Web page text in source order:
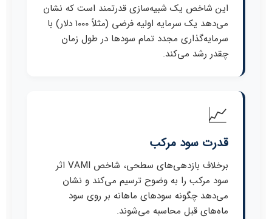
این شاخص یک شبیه‌سازی قدرتمند است که نشان
می‌دهد یک سرمایه اولیه فرضی (مثلاً ۱۰۰۰ دلار) با
سرمایه‌گذاری مجدد تمام سودها در طول زمان
چقدر رشد می‌کند.
📈
قدرت سود مرکب
برخلاف بازدهی‌های سطحی، شاخص VAMI اثر
سود مرکب را به وضوح ترسیم می‌کند و نشان
می‌دهد چگونه سودهای ماهانه بر روی سود
ماه‌های قبل محاسبه می‌شوند.